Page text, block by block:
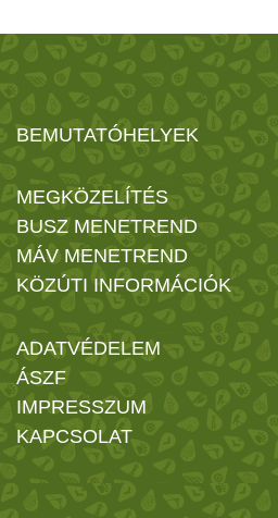
BEMUTATÓHELYEK
MEGKÖZELÍTÉS
BUSZ MENETREND
MÁV MENETREND
KÖZÚTI INFORMÁCIÓK
ADATVÉDELEM
ÁSZF
IMPRESSZUM
KAPCSOLAT